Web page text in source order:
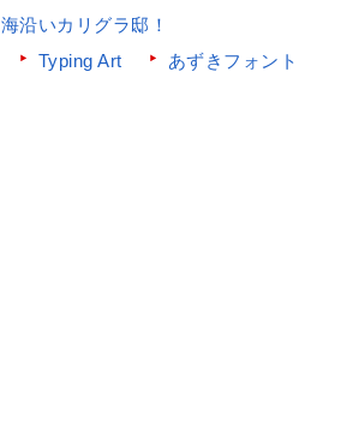
海沿いカリグラ邸！
Typing Art
あずきフォント